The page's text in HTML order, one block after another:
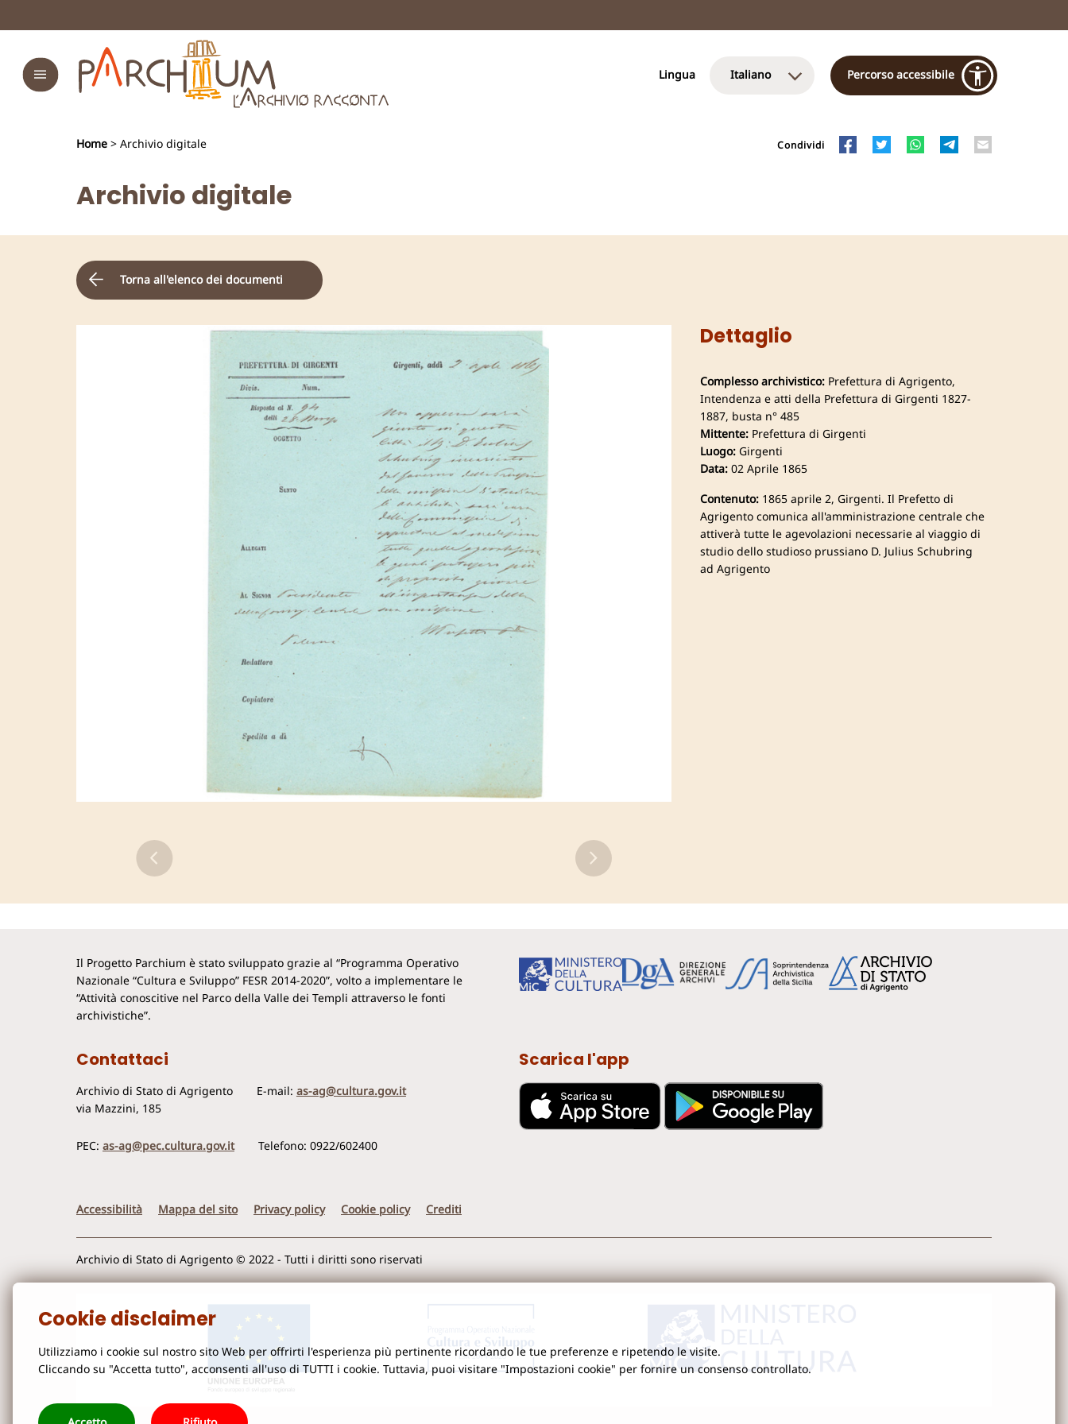
Cookie disclaimer
Utilizziamo i cookie sul nostro sito Web per offrirti l'esperienza più pertinente ricordando le tue preferenze e ripetendo le visite.
Cliccando su "Accetta tutto", acconsenti all'uso di TUTTI i cookie. Tuttavia, puoi visitare "Impostazioni cookie" per fornire un consenso controllato.
Lingua Italiano Percorso accessibile
Condividi
Home > Archivio digitale
Archivio digitale
Torna all'elenco dei documenti
Dettaglio
Complesso archivistico:Prefettura di Agrigento,
Intendenza e atti della Prefettura di Girgenti 1827-
1887, busta n° 485
Mittente:Prefettura di Girgenti
Luogo:Girgenti
Data:02 Aprile 1865
Contenuto:1865 aprile 2, Girgenti. Il Prefetto di
Agrigento comunica all'amministrazione centrale che
attiverà tutte le agevolazioni necessarie al viaggio di
studio dello studioso prussiano D. Julius Schubring
ad Agrigento
Il Progetto Parchium è stato sviluppato grazie al “Programma Operativo
Nazionale “Cultura e Sviluppo” FESR 2014-2020”, volto a implementare le
“Attività conoscitive nel Parco della Valle dei Templi attraverso le fonti
archivistiche”.
Contattaci
Archivio di Stato di Agrigento
via Mazzini, 185
E-mail: as-ag@cultura.gov.it
PEC: as-ag@pec.cultura.gov.it Telefono: 0922/602400
Scarica l'app
Accessibilità Mappa del sito Privacy policy Cookie policy Crediti
Archivio di Stato di Agrigento © 2022 - Tutti i diritti sono riservati